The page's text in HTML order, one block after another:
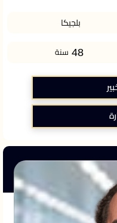
بلجيكا
48 سنة